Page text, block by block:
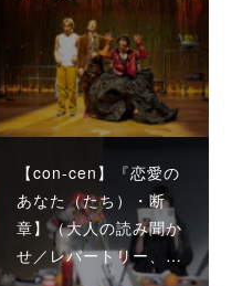
【con-cen】『恋愛の
あなた（たち）・断
章】（大人の読み聞か
せ／レパートリー、…